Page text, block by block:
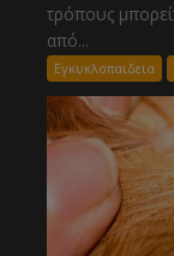
τρόπους
από...
Εγκυκλοπαιδεια